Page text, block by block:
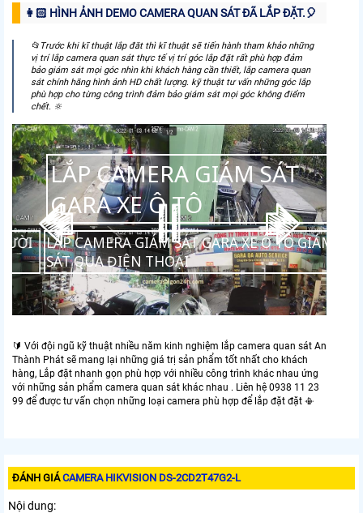
👩🏻 HÌNH ẢNH DEMO CAMERA QUAN SÁT ĐÃ LẮP ĐẶT.️🎈
📂Trước khi kĩ thuật lắp đăt thì kĩ thuật sẽ tiến hành tham khảo những
vị trí lắp camera quan sát thực tế vị trí góc lắp đặt rất phù hợp đảm
bảo giám sát mọi góc nhìn khi khách hàng cần thiết, lắp camera quan
sát chính hãng hình ảnh HD chất lượng. kỹ thuật tư vấn những góc lắp
phù hợp cho từng công trình đảm bảo giám sát mọi góc không điểm
chết. 🔆
GIÁM SÁT GIA
TUỔI
GIÁM SÁT GIA ĐÌNH NGƯỜI
LẮP
SÁT
🔰 Với đội ngũ kỹ thuật nhiều năm kinh nghiệm lắp camera quan sát An
Thành Phát sẽ mang lại những giá trị sản phẩm tốt nhất cho khách
hàng, Lắp đặt nhanh gọn phù hợp với nhiều công trình khác nhau ứng
với những sản phẩm camera quan sát khác nhau . Liên hệ 0938 11 23
99 để được tư vấn chọn những loại camera phù hợp để lắp đặt đặt 📳
ĐÁNH GIÁCAMERA HIKVISION DS-2CD2T47G2-L
Nội dung: